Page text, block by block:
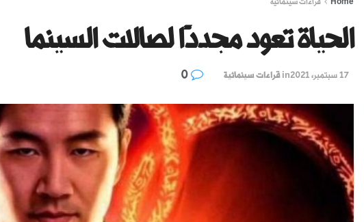
الحياة تعود مجددًا لصالات السينما
17 سبتمبر، 2021 in قراءات سينمائية